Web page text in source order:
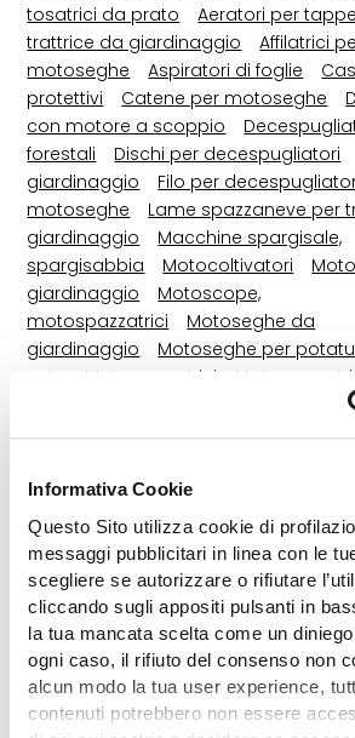
Informativa Cookie
Questo Sito utilizza cookie di
messaggi pubblicitari in linea con le
scegliere se autorizzare o rifiutare
cliccando sugli appositi pulsanti in
la tua mancata scelta come un
ogni caso, il rifiuto del consenso non
alcun modo la tua user experience,
contenuti potrebbero non essere
tosatrici da prato
Aeratori per
trattrice da giardinaggio
Affilatrici
motoseghe
Aspiratori di foglie
protettivi
Catene per motoseghe
con motore a scoppio
forestali
Dischi per decespugliatori
giardinaggio
Filo per
motoseghe
Lame spazzaneve per
giardinaggio
Macchine spargisale,
spargisabbia
Motocoltivatori
giardinaggio
Motoscope,
motospazzatrici
Motoseghe da
giardinaggio
Motoseghe per
asta
Motozappatrici
Rifinitori da
giardinaggio
Sistemi per la
giardinaggio
Spazzaneve elicoidali
con motore a scoppio
trattrici da giardinaggio
giardinaggio
Tagliabordi con
scoppio
Tagliaerba con motore
piedi
Testine per decespugliatori
motore a scoppio, a barra
elettrico
Tosatrici da prato a
prato a spinta, con motore a scoppio